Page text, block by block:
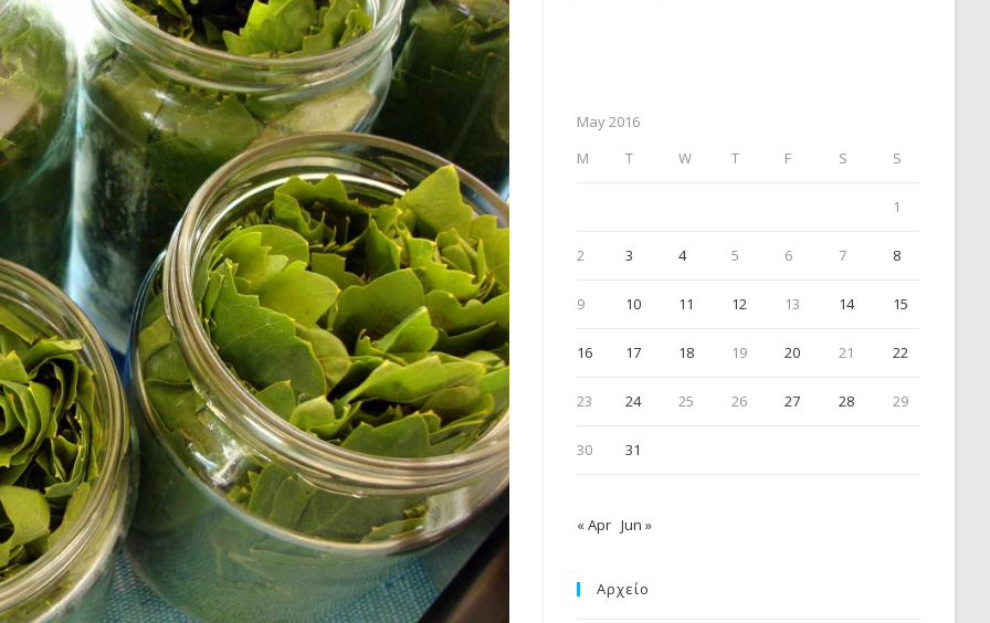
May 2016
M
T W T F S S
1
2 3 4 5 6 7 8
9 10 11 12 13 14 15
16 17 18 19 20 21 22
23 24 25 26 27 28 29
30 31
« Apr Jun »
Αρχείο